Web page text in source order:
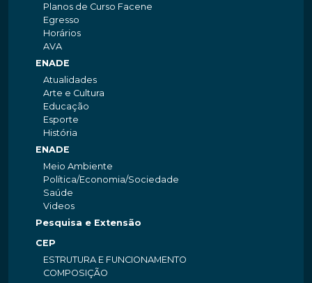
Planos de Curso Facene
Egresso
Horários
AVA
ENADE
Atualidades
Arte e Cultura
Educação
Esporte
História
ENADE
Meio Ambiente
Política/Economia/Sociedade
Saúde
Videos
Pesquisa e Extensão
CEP
ESTRUTURA E FUNCIONAMENTO
COMPOSIÇÃO